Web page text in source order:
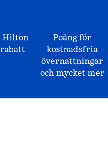
Hilton
Poäng för
kostnadsfria
övernattningar
och mycket mer